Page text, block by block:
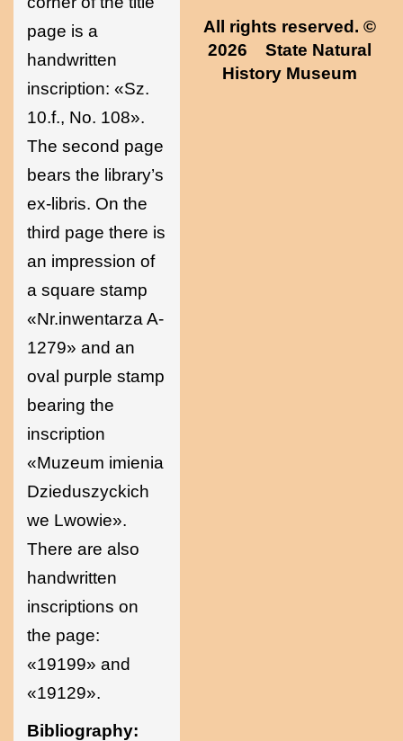
page is a
handwritten
inscription: «Sz.
10.f., No. 108».
The second page
bears the library’s
ex-libris. On the
third page there is
an impression of
a square stamp
«Nr.inwentarza A-
1279» and an
oval purple stamp
bearing the
inscription
«Muzeum imienia
Dzieduszyckich
we Lwowie».
There are also
handwritten
inscriptions on
the page:
«19199» and
«19129».
Bibliography:
All rights reserved. ©
2026 State Natural
History Museum